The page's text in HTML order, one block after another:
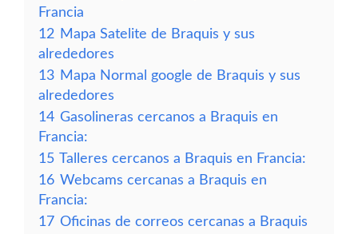
Francia
12 Mapa Satelite de Braquis y sus
alrededores
13 Mapa Normal google de Braquis y sus
alrededores
14 Gasolineras cercanos a Braquis en
Francia:
15 Talleres cercanos a Braquis en Francia:
16 Webcams cercanas a Braquis en
Francia:
17 Oficinas de correos cercanas a Braquis